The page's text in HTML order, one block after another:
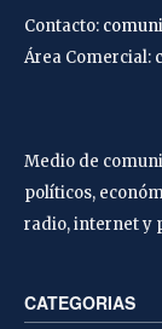
Contacto:
Área Comercial:
Medio de
políticos,
radio, internet y
CATEGORIAS